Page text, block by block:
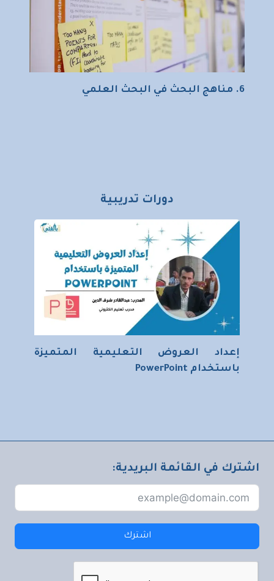
6. مناهج البحث في البحث العلمي
دورات تدريبية
إعداد العروض التعليمية المتميزة
باستخدام PowerPoint
اشترك في القائمة البريدية:
اشترك